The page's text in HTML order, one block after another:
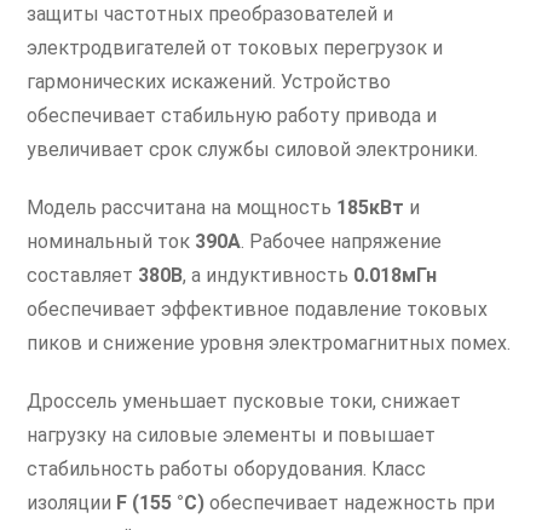
защиты частотных преобразователей и
электродвигателей от токовых перегрузок и
гармонических искажений. Устройство
обеспечивает стабильную работу привода и
увеличивает срок службы силовой электроники.
Модель рассчитана на мощность 185кВт и
номинальный ток 390А . Рабочее напряжение
составляет 380В, а индуктивность 0.018мГн
обеспечивает эффективное подавление токовых
пиков и снижение уровня электромагнитных помех.
Дроссель уменьшает пусковые токи, снижает
нагрузку на силовые элементы и повышает
стабильность работы оборудования. Класс
изоляции F (155 °C) обеспечивает надежность при